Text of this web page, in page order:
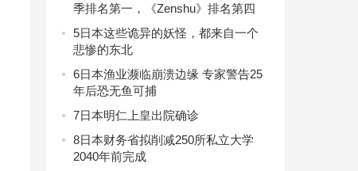
季排名第一，《Zenshu》排名第四
5日本这些诡异的妖怪，都来自一个
悲惨的东北
6日本渔业濒临崩溃边缘 专家警告25
年后恐无鱼可捕
7日本明仁上皇出院确诊
8日本财务省拟削减250所私立大学
2040年前完成